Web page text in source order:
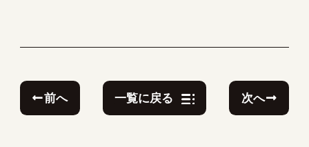
前へ 一覧に戻る 次へ